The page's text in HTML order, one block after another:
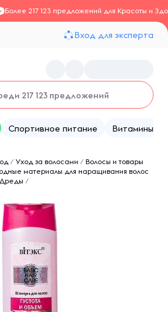
Более 217 123 предложений для Красоты и
Вход для эксперта
Спортивное питание Витамины
/ Уход за волосами / Волосы и товары
материалы для наращивания волос
/